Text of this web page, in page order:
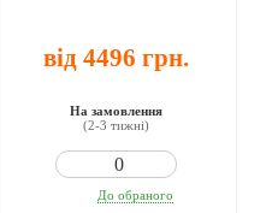
від 4496 грн.
На замовлення
(2-3 тижні)
До обраного